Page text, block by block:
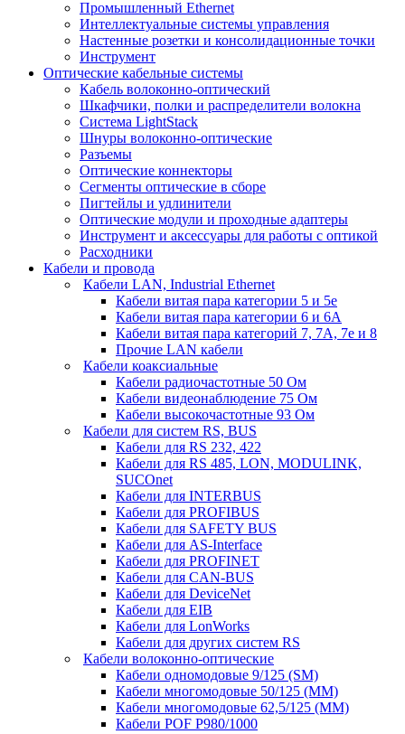
Промышленный Ethernet
Интеллектуальные системы управления
Настенные розетки и консолидационные точки
Инструмент
Оптические кабельные системы
Кабель волоконно-оптический
Шкафчики, полки и распределители волокна
Система LightStack
Шнуры волоконно-оптические
Разъемы
Оптические коннекторы
Сегменты оптические в сборе
Пигтейлы и удлинители
Оптические модули и проходные адаптеры
Инструмент и аксессуары для работы с оптикой
Расходники
Кабели и провода
Кабели LAN, Industrial Ethernet
Кабели витая пара категории 5 и 5е
Кабели витая пара категории 6 и 6A
Кабели витая пара категорий 7, 7А, 7е и 8
Прочие LAN кабели
Кабели коаксиальные
Кабели радиочастотные 50 Ом
Кабели видеонаблюдение 75 Ом
Кабели высокочастотные 93 Ом
Кабели для систем RS, BUS
Кабели для RS 232, 422
Кабели для RS 485, LON, MODULINK,
SUCOnet
Кабели для INTERBUS
Кабели для PROFIBUS
Кабели для SAFETY BUS
Кабели для AS-Interface
Кабели для PROFINET
Кабели для CAN-BUS
Кабели для DeviceNet
Кабели для EIB
Кабели для LonWorks
Кабели для других систем RS
Кабели волоконно-оптические
Кабели одномодовые 9/125 (SM)
Кабели многомодовые 50/125 (ММ)
Кабели многомодовые 62,5/125 (ММ)
Кабели POF P980/1000